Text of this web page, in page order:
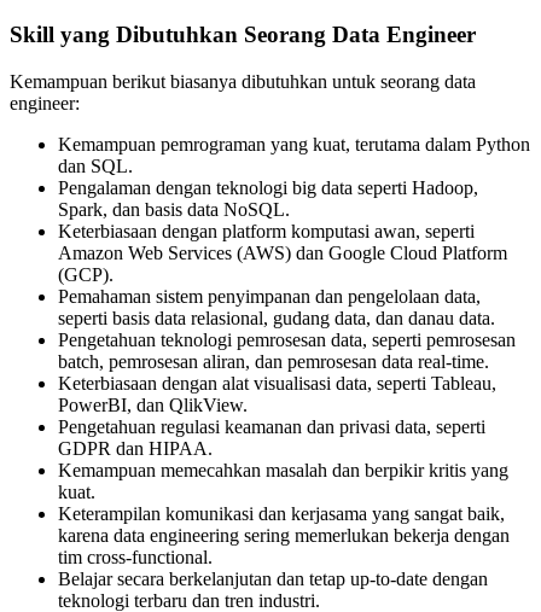
Skill yang Dibutuhkan Seorang Data Engineer
Kemampuan berikut biasanya dibutuhkan untuk seorang data
engineer:
Kemampuan pemrograman yang kuat, terutama dalam Python
dan SQL.
Pengalaman dengan teknologi big data seperti Hadoop,
Spark, dan basis data NoSQL.
Keterbiasaan dengan platform komputasi awan, seperti
Amazon Web Services (AWS) dan Google Cloud Platform
(GCP).
Pemahaman sistem penyimpanan dan pengelolaan data,
seperti basis data relasional, gudang data, dan danau data.
Pengetahuan teknologi pemrosesan data, seperti pemrosesan
batch, pemrosesan aliran, dan pemrosesan data real-time.
Keterbiasaan dengan alat visualisasi data, seperti Tableau,
PowerBI, dan QlikView.
Pengetahuan regulasi keamanan dan privasi data, seperti
GDPR dan HIPAA.
Kemampuan memecahkan masalah dan berpikir kritis yang
kuat.
Keterampilan komunikasi dan kerjasama yang sangat baik,
karena data engineering sering memerlukan bekerja dengan
tim cross-functional.
Belajar secara berkelanjutan dan tetap up-to-date dengan
teknologi terbaru dan tren industri.